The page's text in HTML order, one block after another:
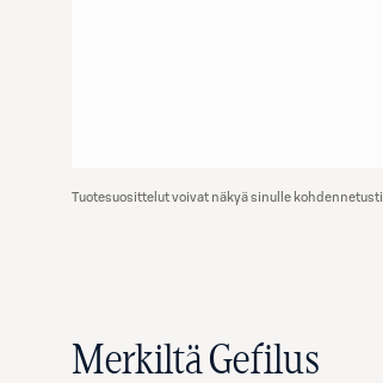
Tuotesuosittelut voivat näkyä sinulle kohdennetusti
Merkiltä Gefilus